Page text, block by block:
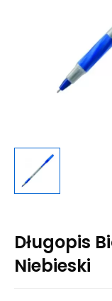
Długopis
Niebieski